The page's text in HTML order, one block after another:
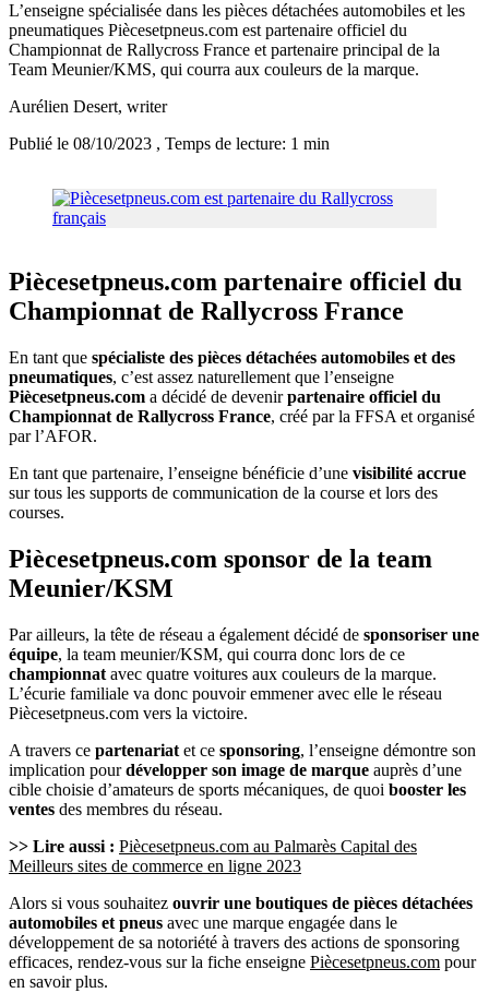
L’enseigne spécialisée dans les pièces détachées automobiles et les
pneumatiques Piècesetpneus.com est partenaire officiel du
Championnat de Rallycross France et partenaire principal de la
Team Meunier/KMS, qui courra aux couleurs de la marque.
Aurélien Desert, writer
Publié le 08/10/2023 , Temps de lecture: 1 min
Piècesetpneus.com partenaire officiel du
Championnat de Rallycross France
En tant que spécialiste des pièces détachées automobiles et des
pneumatiques, c’est assez naturellement que l’enseigne
Piècesetpneus.com a décidé de devenirpartenaire officiel du
Championnat de Rallycross France, créé par la FFSA et organisé
par l’AFOR.
En tant que partenaire, l’enseigne bénéficie d’une visibilité accrue
sur tous les supports de communication de la course et lors des
courses.
Piècesetpneus.com sponsor de la team
Meunier/KSM
Par ailleurs, la tête de réseau a également décidé de sponsoriser une
équipe, la team meunier/KSM, qui courra donc lors de ce
championnat avec quatre voitures aux couleurs de la marque.
L’écurie familiale va donc pouvoir emmener avec elle le réseau
Piècesetpneus.com vers la victoire.
A travers ce partenariat et ce sponsoring, l’enseigne démontre son
implication pourdévelopper son image de marque auprès d’une
cible choisie d’amateurs de sports mécaniques, de quoi booster les
ventes des membres du réseau.
>> Lire aussi : Piècesetpneus.com au Palmarès Capital des
Meilleurs sites de commerce en ligne 2023
Alors si vous souhaitez ouvrir une boutiques de pièces détachées
automobiles et pneus avec une marque engagée dans le
développement de sa notoriété à travers des actions de sponsoring
efficaces, rendez-vous sur la fiche enseigne Piècesetpneus.com pour
en savoir plus.